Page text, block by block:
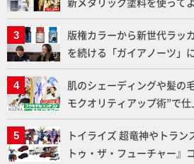
りに!!【試し読み】
版権カラーから新世代ラッ
を続ける「ガイアノーツ」
ー塗料の未来についてイン
肌のシェーディングや髪の
モクオリティアップ術”で
騎士ソフィエラ」が完成！
デルコンテスト」～8月17
中】
トイライズ 超竜神やトラ
トゥ・ザ・フューチャー』